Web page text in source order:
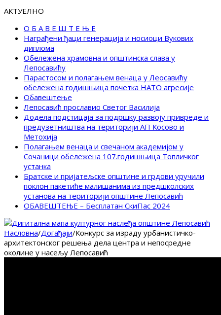
АКТУЕЛНО
О Б А В Е Ш Т Е Њ Е
Награђени ђаци генерација и носиоци Вукових
диплома
Обележена храмовна и општинска слава у
Лепосавићу
Парастосом и полагањем венаца у Леосавићу
обележена годишњица почетка НАТО агресије
Обавештење
Лепосавић прославио Светог Василија
Додела подстицаја за подршку развоју привреде и
предузетништва на територији АП Косово и
Метохија
Полагањем венаца и свечаном академијом у
Сочаници обележена 107.годишњица Топличког
устанка
Братске и пријатељске општине и грдови уручили
поклон пакетиће малишанима из предшколских
установа на територији општине Лепосавић
ОБАВЕШТЕЊЕ – Бесплатан СкиПас 2024
Насловна/Догађаји/Конкурс за израду урбанистичко-
архитектонског решења дела центра и непосредне
околине у насељу Лепосавић